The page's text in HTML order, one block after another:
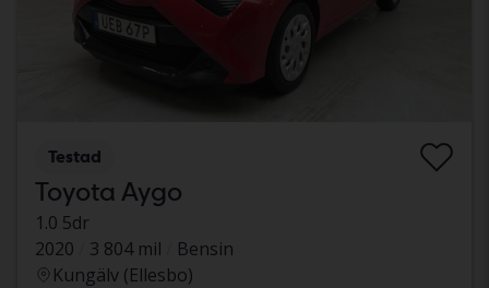
Testad
Toyota Aygo
1.0 5dr
2020
3 804 mil
Bensin
Kungälv (Ellesbo)